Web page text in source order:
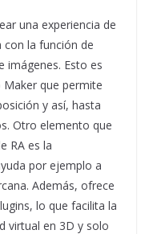
una experiencia de
con la función de
imágenes. Esto es
Maker que permite
y así, hasta
Otro elemento que
RA es la
por ejemplo a
Además, ofrece
lo que facilita la
virtual en 3D y solo